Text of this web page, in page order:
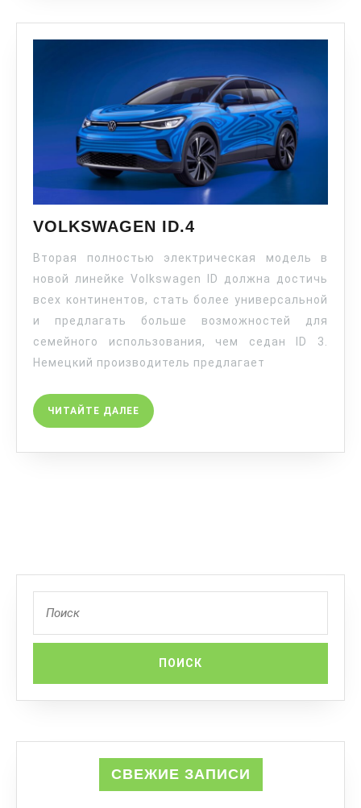
VOLKSWAGEN ID.4
Вторая полностью электрическая модель в
новой линейке Volkswagen ID должна достичь
всех континентов, стать более универсальной
и предлагать больше возможностей для
семейного использования, чем седан ID 3.
Немецкий производитель предлагает
ЧИТАЙТЕ ДАЛЕЕ
СВЕЖИЕ ЗАПИСИ